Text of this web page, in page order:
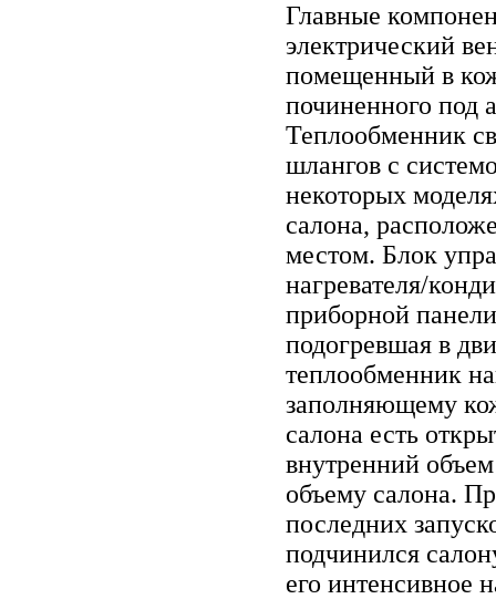
Главные
электрический
помещенный в
починенного под
Теплообменник
шлангов с
некоторых
салона,
местом. Блок
нагревателя/
приборной
подогревшая в
теплообменник
заполняющему
салона есть
внутренний
объему салона.
последних
подчинился
его интенсивное